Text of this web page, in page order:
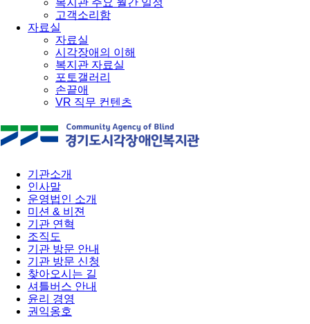
고객소리함
자료실
자료실
시각장애의 이해
복지관 자료실
포토갤러리
손끝애
VR 직무 컨텐츠
기관소개
인사말
운영법인 소개
미션 & 비젼
기관 연혁
조직도
기관 방문 안내
기관 방문 신청
찾아오시는 길
셔틀버스 안내
윤리 경영
권익옹호